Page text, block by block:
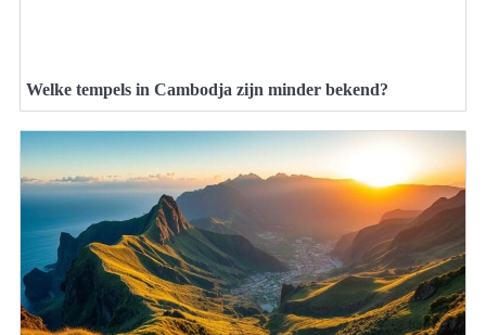
Welke tempels in Cambodja zijn minder bekend?